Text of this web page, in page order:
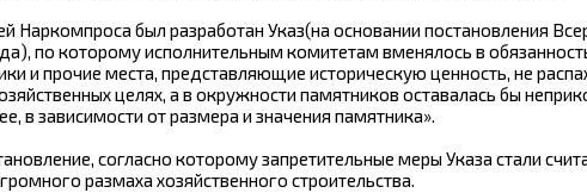
Наркомпроса был разработан Указ(на основании постановления
по которому исполнительным комитетам вменялось в
и прочие места, представляющие историческую ценность, не
целях, а в окружности памятников оставалась бы
в зависимости от размера и значения памятника».
согласно которому запретительные меры Указа стали
размаха хозяйственного строительства.